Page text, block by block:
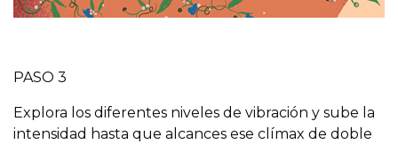
PASO 3
Explora los diferentes niveles de vibración y sube la
intensidad hasta que alcances ese clímax de doble